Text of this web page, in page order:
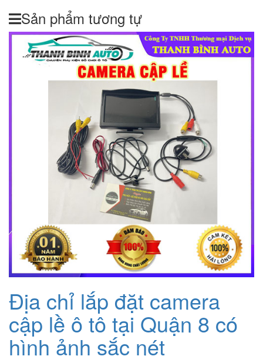
Sản phẩm tương tự
Địa chỉ lắp đặt camera
cập lề ô tô tại Quận 8 có
hình ảnh sắc nét